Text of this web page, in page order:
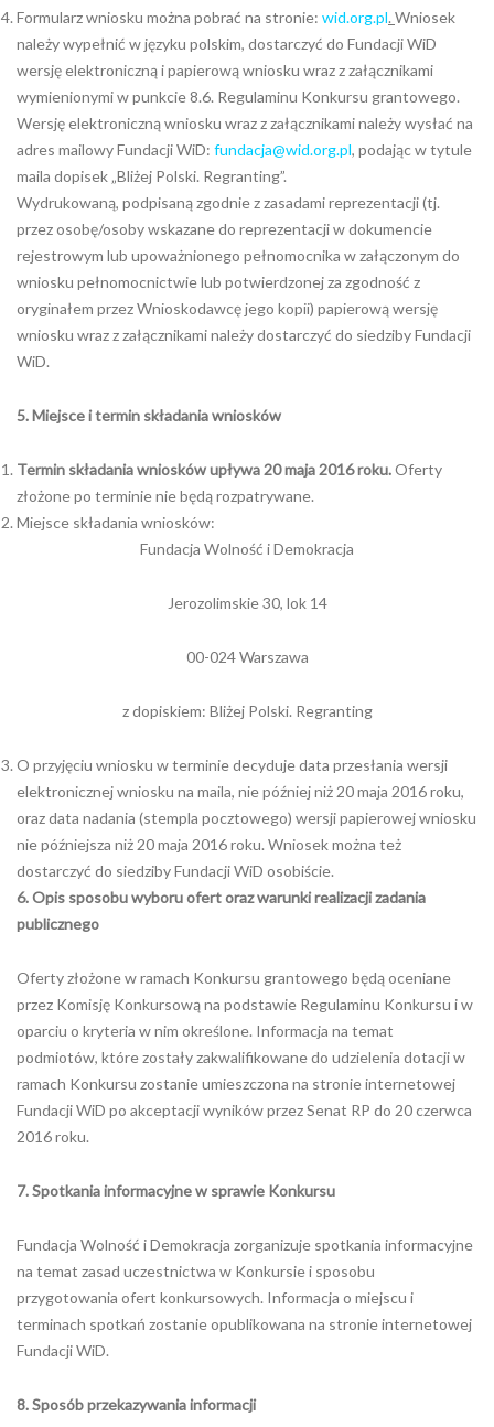
Formularz wniosku można pobrać na stronie: wid.org.pl. Wniosek
należy wypełnić w języku polskim, dostarczyć do Fundacji WiD
wersję elektroniczną i papierową wniosku wraz z załącznikami
wymienionymi w punkcie 8.6. Regulaminu Konkursu grantowego.
Wersję elektroniczną wniosku wraz z załącznikami należy wysłać na
adres mailowy Fundacji WiD: fundacja@wid.org.pl, podając w tytule
maila dopisek „Bliżej Polski. Regranting”.
Wydrukowaną, podpisaną zgodnie z zasadami reprezentacji (tj.
przez osobę/osoby wskazane do reprezentacji w dokumencie
rejestrowym lub upoważnionego pełnomocnika w załączonym do
wniosku pełnomocnictwie lub potwierdzonej za zgodność z
oryginałem przez Wnioskodawcę jego kopii) papierową wersję
wniosku wraz z załącznikami należy dostarczyć do siedziby Fundacji
WiD.
5. Miejsce i termin składania wniosków
Termin składania wniosków upływa 20 maja 2016 roku.Oferty
złożone po terminie nie będą rozpatrywane.
Miejsce składania wniosków:
Fundacja Wolność i Demokracja
Jerozolimskie 30, lok 14
00-024 Warszawa
z dopiskiem: Bliżej Polski. Regranting
O przyjęciu wniosku w terminie decyduje data przesłania wersji
elektronicznej wniosku na maila, nie później niż 20 maja 2016 roku,
oraz data nadania (stempla pocztowego) wersji papierowej wniosku
nie późniejsza niż 20 maja 2016 roku. Wniosek można też
dostarczyć do siedziby Fundacji WiD osobiście.
6. Opis sposobu wyboru ofert oraz warunki realizacji zadania
publicznego
Oferty złożone w ramach Konkursu grantowego będą oceniane
przez Komisję Konkursową na podstawie Regulaminu Konkursu i w
oparciu o kryteria w nim określone. Informacja na temat
podmiotów, które zostały zakwalifikowane do udzielenia dotacji w
ramach Konkursu zostanie umieszczona na stronie internetowej
Fundacji WiD po akceptacji wyników przez Senat RP do 20 czerwca
2016 roku.
7. Spotkania informacyjne w sprawie Konkursu
Fundacja Wolność i Demokracja zorganizuje spotkania informacyjne
na temat zasad uczestnictwa w Konkursie i sposobu
przygotowania ofert konkursowych. Informacja o miejscu i
terminach spotkań zostanie opublikowana na stronie internetowej
Fundacji WiD.
8. Sposób przekazywania informacji